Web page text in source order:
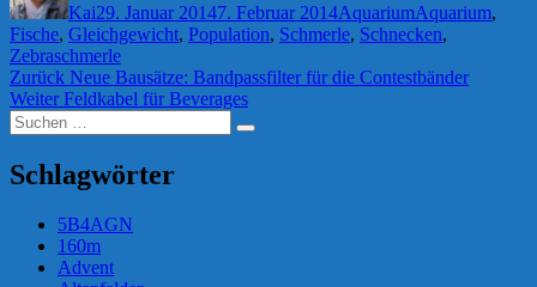
Kai29. Januar 20147. Februar 2014AquariumAquarium,
Fische, Gleichgewicht, Population, Schmerle, Schnecken,
Zebraschmerle
Beitragsnavigation
Zurück Vorheriger
Beitrag:
Neue Bausätze: Bandpassfilter für die Contestbänder
Weiter Nächster
Beitrag:
Feldkabel für Beverages
Suchen
nach:
Suchen
Schlagwörter
5B4AGN
160m
Advent